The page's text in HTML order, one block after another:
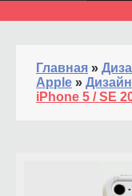
Главная »
Apple »
iPhone 5 / SE